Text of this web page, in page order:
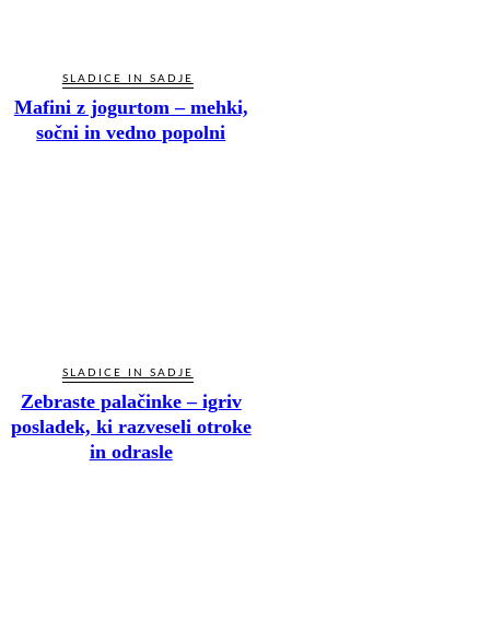
SLADICE IN SADJE
Mafini z jogurtom – mehki,
sočni in vedno popolni
SLADICE IN SADJE
Zebraste palačinke – igriv
posladek, ki razveseli otroke
in odrasle